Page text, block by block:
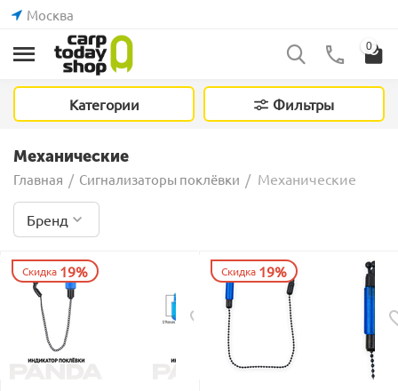
Москва
0
Категории Фильтры
Механические
Главная / Сигнализаторы поклёвки / Механические
Бренд
Скидка 19% Скидка 19%